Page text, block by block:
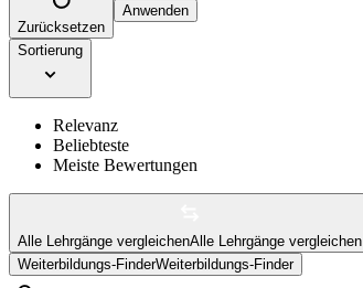
Zurücksetzen
Anwenden
Sortierung
Relevanz
Beliebteste
Meiste Bewertungen
Alle Lehrgänge vergleichenAlle Lehrgänge vergleichen
Weiterbildungs-FinderWeiterbildungs-Finder